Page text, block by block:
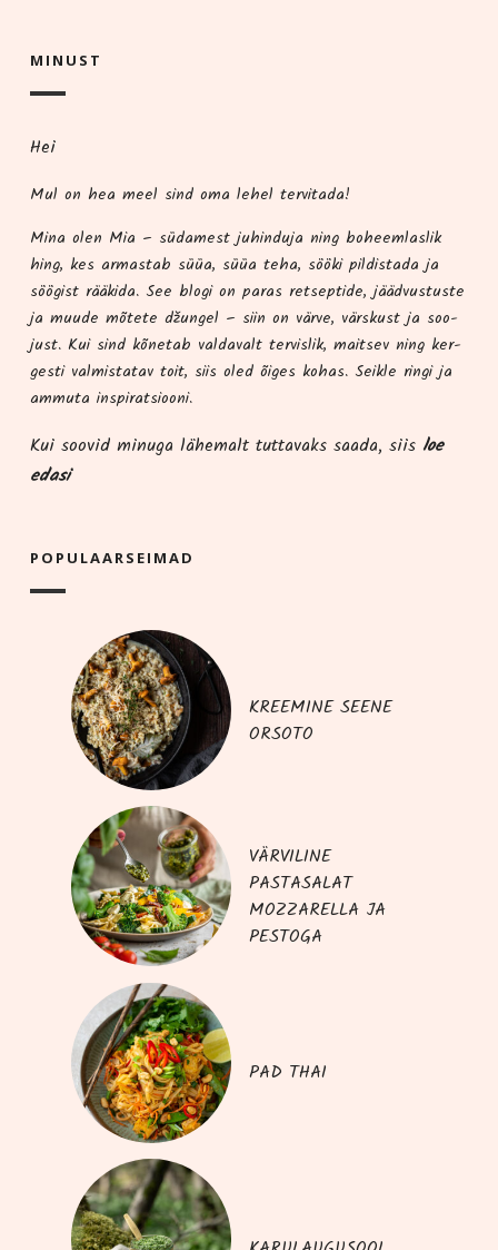
MINUST
Hei
Mul on hea meel sind oma lehel tervitada!
Mina olen Mia – süda­me­st juhindu­ja ning boheem­las­lik
hing, kes armas­tab süüa, süüa teha, söö­ki pil­dis­ta­da ja
söö­gist rää­ki­da. See blo­gi on paras ret­sep­ti­de, jääd­vus­tus­te
ja muu­de mõte­te džun­gel – siin on vär­ve, värs­kust ja soo­
just. Kui sind kõne­tab val­da­valt ter­vis­lik, mait­sev ning ker­
ges­ti val­mis­ta­tav toit, siis oled õiges kohas. Seik­le rin­gi ja
ammu­ta inspiratsiooni.
Kui soo­vid minu­ga lähe­malt tut­ta­vaks saa­da, siis loe
edasi
POPU­LAAR­SEI­MAD
KREEMINE SEENE
ORSOTO
VÄRVILINE
PASTASALAT
MOZZARELLA JA
PESTOGA
PAD THAI